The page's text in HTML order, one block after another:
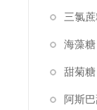
三氯
海藻糖
甜菊糖
阿斯